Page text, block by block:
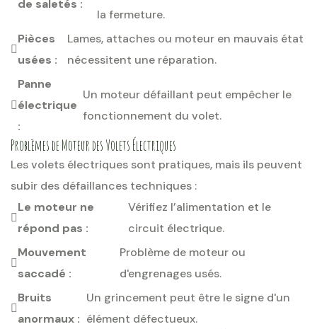
de saletés :
la fermeture.
Pièces
usées :
Lames, attaches ou moteur en mauvais état
nécessitent une réparation.
Panne
électrique
:
Un moteur défaillant peut empêcher le
fonctionnement du volet.
Problèmes de Moteur des Volets Électriques
Les volets électriques sont pratiques, mais ils peuvent
subir des défaillances techniques :
Le moteur ne
répond pas :
Vérifiez l’alimentation et le
circuit électrique.
Mouvement
saccadé :
Problème de moteur ou
d'engrenages usés.
Bruits
anormaux :
Un grincement peut être le signe d'un
élément défectueux.